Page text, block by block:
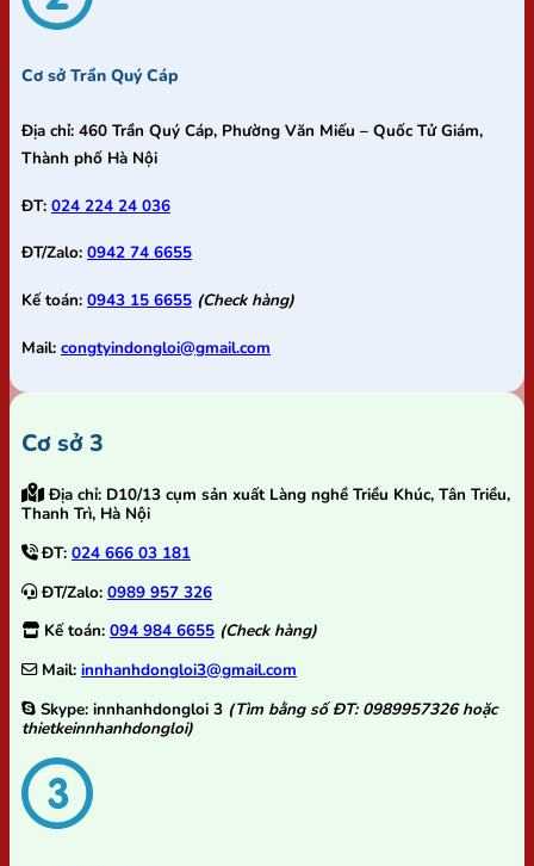
Cơ sở Trần Quý Cáp
Địa chỉ: 460 Trần Quý Cáp, Phường Văn Miếu – Quốc Tử Giám,
Thành phố Hà Nội
ĐT: 024 224 24 036
ĐT/Zalo: 0942 74 6655
Kế toán: 0943 15 6655 (Check hàng)
Mail: congtyindongloi@gmail.com
Cơ sở 3
Địa chỉ: D10/13 cụm sản xuất Làng nghề Triều Khúc, Tân Triều,
Thanh Trì, Hà Nội
ĐT: 024 666 03 181
ĐT/Zalo: 0989 957 326
Kế toán: 094 984 6655 (Check hàng)
Mail: innhanhdongloi3@gmail.com
Skype: innhanhdongloi 3 (Tìm bằng số ĐT: 0989957326 hoặc
thietkeinnhanhdongloi)